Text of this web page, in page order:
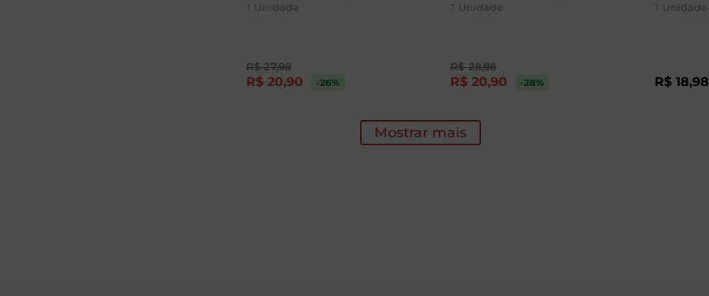
1 Unidade
R$ 27,98
R$ 20,90 -26%
1 Unidade
R$ 28,98
R$ 20,90 -28%
1 Unidade
R$ 18,98
Mostrar mais